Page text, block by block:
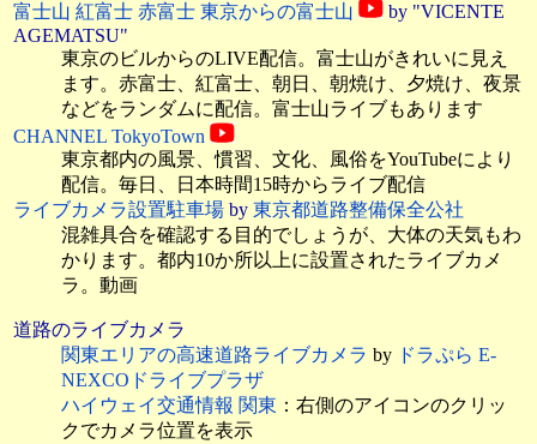
富士山 紅富士 赤富士 東京からの富士山
by "VICENTE
AGEMATSU"
東京のビルからのLIVE配信。富士山がきれいに見え
ます。赤富士、紅富士、朝日、朝焼け、夕焼け、夜景
などをランダムに配信。富士山ライブもあります
CHANNEL TokyoTown
東京都内の風景、慣習、文化、風俗をYouTubeにより
配信。毎日、日本時間15時からライブ配信
ライブカメラ設置駐車場 by 東京都道路整備保全公社
混雑具合を確認する目的でしょうが、大体の天気もわ
かります。都内10か所以上に設置されたライブカメ
ラ。動画
道路のライブカメラ
関東エリアの高速道路ライブカメラ by ドラぷら E-
NEXCOドライブプラザ
ハイウェイ交通情報 関東 ：右側のアイコンのクリッ
クでカメラ位置を表示